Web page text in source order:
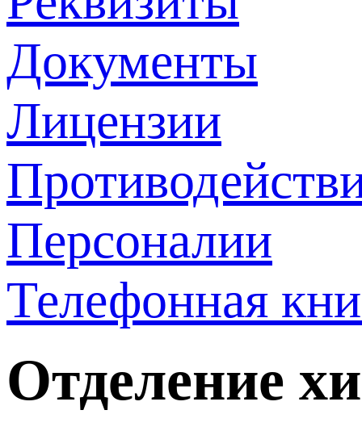
Документы
Лицензии
Персоналии
Телефонная
Отделение